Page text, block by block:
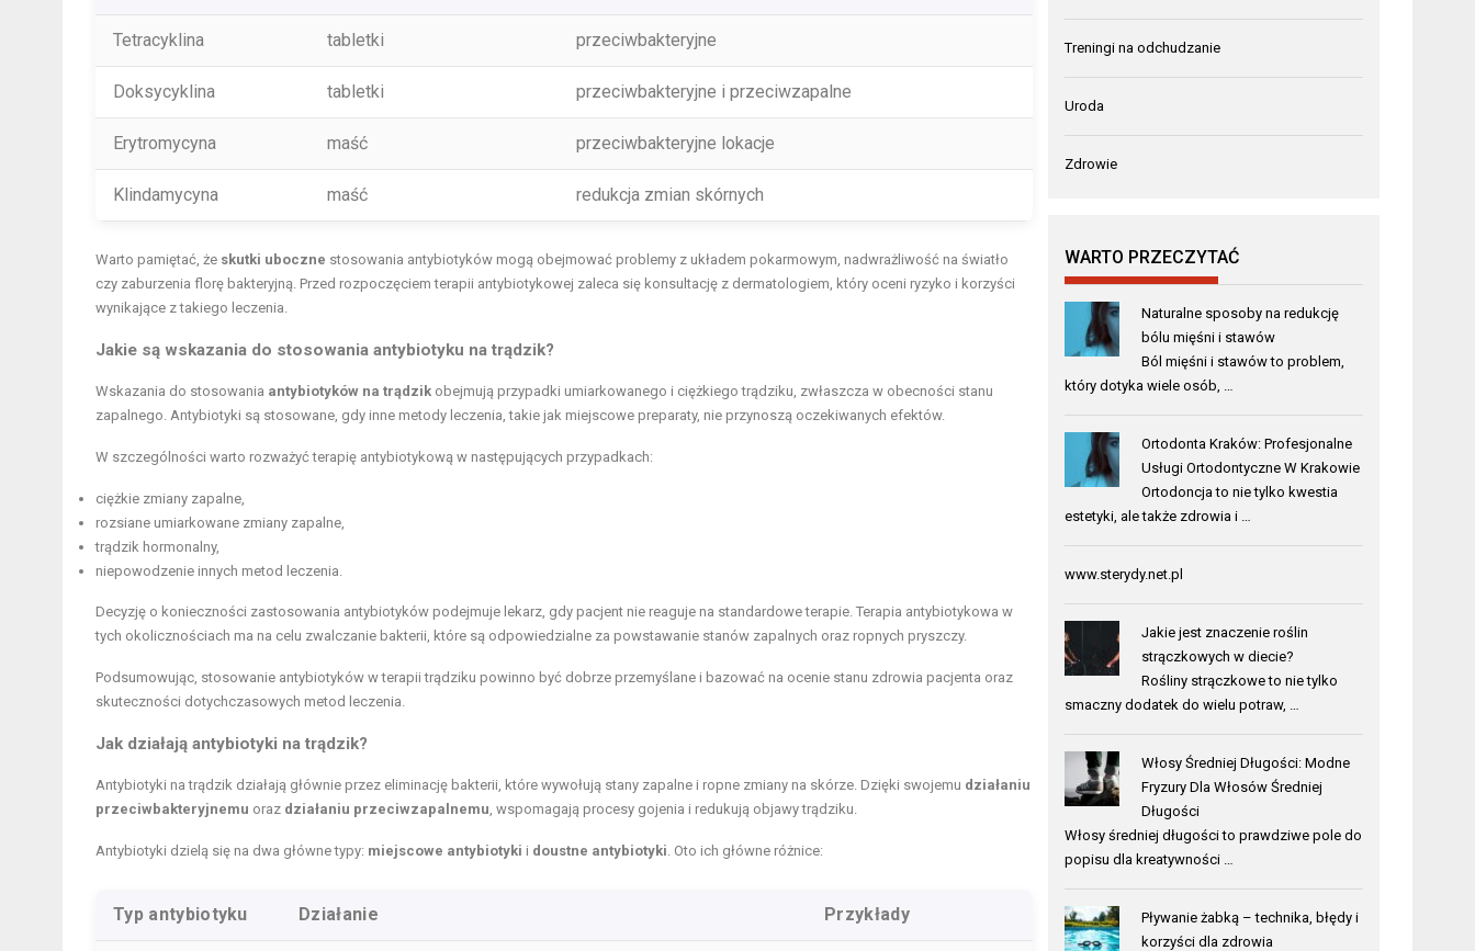
Tetracyklina tabletki przeciwbakteryjne
Doksycyklina tabletki przeciwbakteryjne i przeciwzapalne
Erytromycyna maść przeciwbakteryjne lokacje
Klindamycyna maść redukcja zmian skórnych
Warto pamiętać, że skutki uboczne stosowania antybiotyków mogą obejmować problemy z układem pokarmowym, nadwrażliwość na światło
czy zaburzenia florę bakteryjną. Przed rozpoczęciem terapii antybiotykowej zaleca się konsultację z dermatologiem, który oceni ryzyko i korzyści
wynikające z takiego leczenia.
Jakie są wskazania do stosowania antybiotyku na trądzik?
Wskazania do stosowania antybiotyków na trądzik obejmują przypadki umiarkowanego i ciężkiego trądziku, zwłaszcza w obecności stanu
zapalnego. Antybiotyki są stosowane, gdy inne metody leczenia, takie jak miejscowe preparaty, nie przynoszą oczekiwanych efektów.
W szczególności warto rozważyć terapię antybiotykową w następujących przypadkach:
ciężkie zmiany zapalne,
rozsiane umiarkowane zmiany zapalne,
trądzik hormonalny,
niepowodzenie innych metod leczenia.
Decyzję o konieczności zastosowania antybiotyków podejmuje lekarz, gdy pacjent nie reaguje na standardowe terapie. Terapia antybiotykowa w
tych okolicznościach ma na celu zwalczanie bakterii, które są odpowiedzialne za powstawanie stanów zapalnych oraz ropnych pryszczy.
Podsumowując, stosowanie antybiotyków w terapii trądziku powinno być dobrze przemyślane i bazować na ocenie stanu zdrowia pacjenta oraz
skuteczności dotychczasowych metod leczenia.
Jak działają antybiotyki na trądzik?
Antybiotyki na trądzik działają głównie przez eliminację bakterii, które wywołują stany zapalne i ropne zmiany na skórze. Dzięki swojemu działaniu
przeciwbakteryjnemu oraz działaniu przeciwzapalnemu , wspomagają procesy gojenia i redukują objawy trądziku.
Antybiotyki dzielą się na dwa główne typy: miejscowe antybiotyki i doustne antybiotyki . Oto ich główne różnice:
Typ antybiotyku Działanie Przykłady
Treningi na odchudzanie
Uroda
Zdrowie
WARTO PRZECZYTAĆ
Naturalne sposoby na redukcję
bólu mięśni i stawów
Ból mięśni i stawów to problem,
który dotyka wiele osób, …
Ortodonta Kraków: Profesjonalne
Usługi Ortodontyczne W Krakowie
Ortodoncja to nie tylko kwestia
estetyki, ale także zdrowia i …
www.sterydy.net.pl
Jakie jest znaczenie roślin
strączkowych w diecie?
Rośliny strączkowe to nie tylko
smaczny dodatek do wielu potraw, …
Włosy Średniej Długości: Modne
Fryzury Dla Włosów Średniej
Długości
Włosy średniej długości to prawdziwe pole do
popisu dla kreatywności …
Pływanie żabką – technika, błędy i
korzyści dla zdrowia